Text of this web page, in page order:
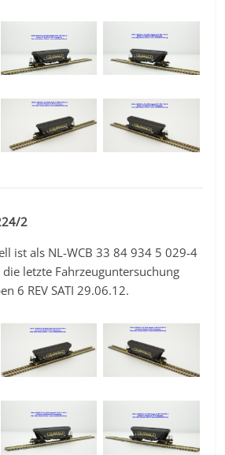
2
ist als NL-WCB 33 84 934 5 029-4
letzte Fahrzeuguntersuchung
6 REV SATI 29.06.12.